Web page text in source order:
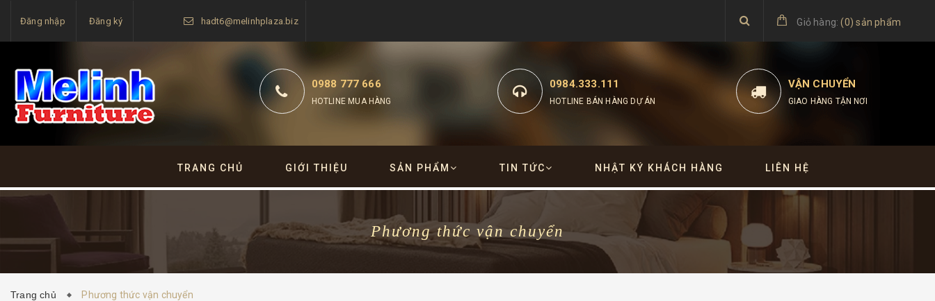
Đăng nhập Đăng ký hadt6@melinhplaza.biz Giỏ hàng: (0)sản phẩm
0988 777 666
HOTLINE MUA HÀNG
0984.333.111
HOTLINE BÁN HÀNG DỰ ÁN
VẬN CHUYỂN
GIAO HÀNG TẬN NƠI
TRANG CHỦ GIỚI THIỆU SẢN PHẨM TIN TỨC NHẬT KÝ KHÁCH HÀNG LIÊN HỆ
Phương thức vận chuyển
Trang chủ Phương thức vận chuyển